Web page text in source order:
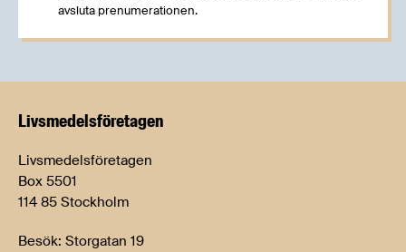
avsluta prenumerationen.
Livsmedels­företagen
Livsmedelsföretagen
Box 5501
114 85 Stockholm
Besök: Storgatan 19